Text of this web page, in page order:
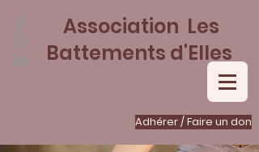
Adhérer / Faire un don
Association Les
Battements d'Elles